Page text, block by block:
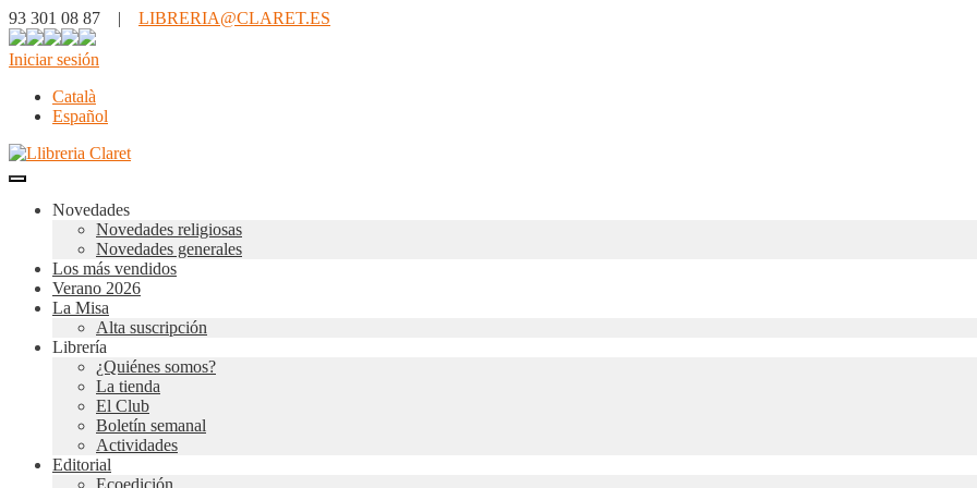
93 301 08 87 | LIBRERIA@CLARET.ES
Iniciar sesión
Català
Español
Novedades
Novedades religiosas
Novedades generales
Los más vendidos
Verano 2026
La Misa
Alta suscripción
Librería
¿Quiénes somos?
La tienda
El Club
Boletín semanal
Actividades
Editorial
Ecoedición